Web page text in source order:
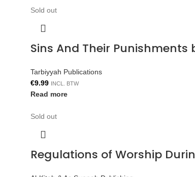
Sold out
Sins And Their
Tarbiyyah Publications
€9.99 INCL. BTW
Read more
Sold out
Regulations of Worship